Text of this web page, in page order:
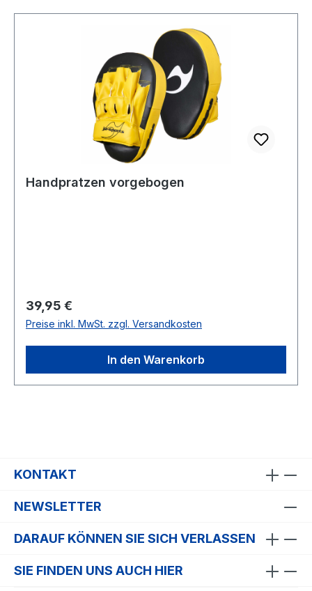
Handpratzen vorgebogen
Regulärer Preis:
39,95 €
Preise inkl. MwSt. zzgl. Versandkosten
In den Warenkorb
KONTAKT
NEWSLETTER
DARAUF KÖNNEN SIE SICH VERLASSEN
SIE FINDEN UNS AUCH HIER